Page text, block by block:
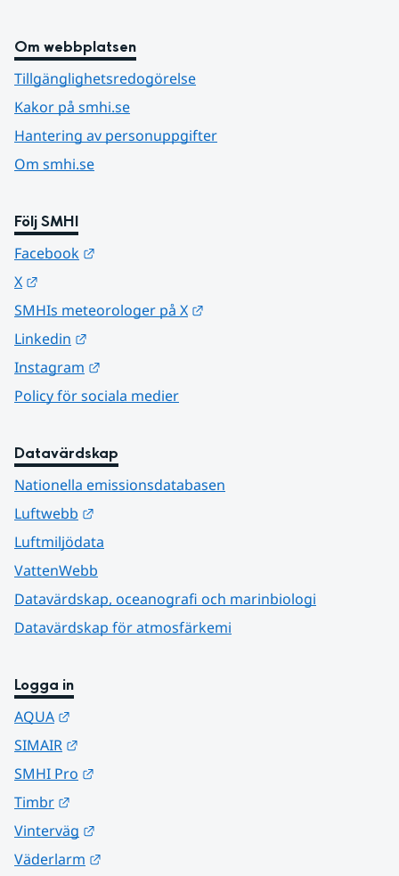
Om webbplatsen
Tillgänglighetsredogörelse
Kakor på smhi.se
Hantering av personuppgifter
Om smhi.se
Följ SMHI
Facebook
X
SMHIs meteorologer på X
Linkedin
Instagram
Policy för sociala medier
Datavärdskap
Nationella emissionsdatabasen
Luftwebb
Luftmiljödata
VattenWebb
Datavärdskap, oceanografi och marinbiologi
Datavärdskap för atmosfärkemi
Logga in
AQUA
SIMAIR
SMHI Pro
Timbr
Vinterväg
Väderlarm